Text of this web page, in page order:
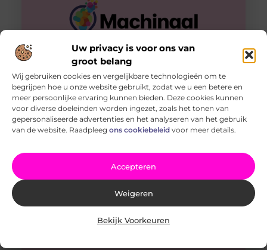
Uw privacy is voor ons van
groot belang
Wij gebruiken cookies en vergelijkbare technologieën om te
begrijpen hoe u onze website gebruikt, zodat we u een betere en
meer persoonlijke ervaring kunnen bieden. Deze cookies kunnen
voor diverse doeleinden worden ingezet, zoals het tonen van
gepersonaliseerde advertenties en het analyseren van het gebruik
van de website. Raadpleeg ons cookiebeleid voor meer details.
Accepteren
Weigeren
Bekijk Voorkeuren
Ontdek de Wonderen van Kinderopvang in Den Haag
Welkom bij de wereld van Kinderopvang Den Haag,
waar de eerste stappen in de ontwikkeling van een kind
worden omarmd